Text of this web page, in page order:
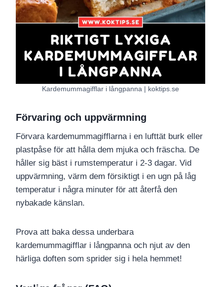
Kardemummagifflar i långpanna | koktips.se
Förvaring och uppvärmning
Förvara kardemummagifflarna i en lufttät burk eller
plastpåse för att hålla dem mjuka och fräscha. De
håller sig bäst i rumstemperatur i 2-3 dagar. Vid
uppvärmning, värm dem försiktigt i en ugn på låg
temperatur i några minuter för att återfå den
nybakade känslan.
Prova att baka dessa underbara
kardemummagifflar i långpanna och njut av den
härliga doften som sprider sig i hela hemmet!